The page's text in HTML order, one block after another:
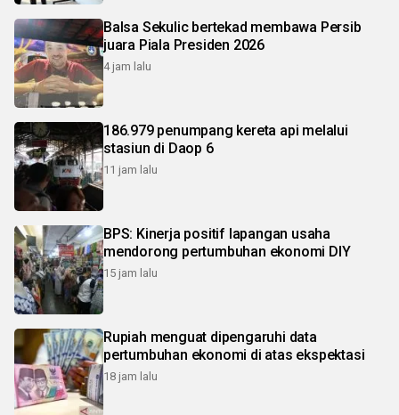
Balsa Sekulic bertekad membawa Persib
juara Piala Presiden 2026
4 jam lalu
186.979 penumpang kereta api melalui
stasiun di Daop 6
11 jam lalu
BPS: Kinerja positif lapangan usaha
mendorong pertumbuhan ekonomi DIY
15 jam lalu
Rupiah menguat dipengaruhi data
pertumbuhan ekonomi di atas ekspektasi
18 jam lalu